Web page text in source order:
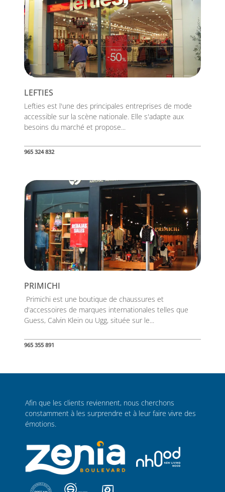
LEFTIES
Lefties est l'une des principales entreprises de mode
accessible sur la scène nationale. Elle s'adapte aux
besoins du marché et propose...
965 324 832
PRIMICHI
Primichi est une boutique de chaussures et
d'accessoires de marques internationales telles que
Guess, Calvin Klein ou Ugg, située sur le...
965 355 891
Afin que les clients reviennent, nous cherchons
constamment à les surprendre et à leur faire vivre des
émotions.